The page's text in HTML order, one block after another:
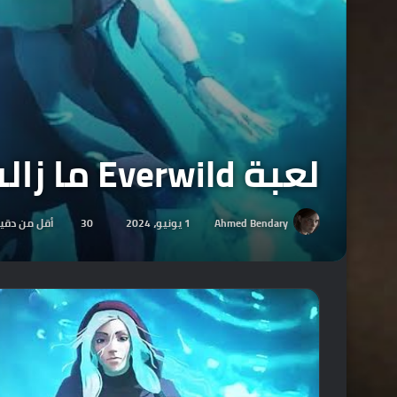
لعبة Everwild ما زالت موجودة وقيد التطوير في الوقت الحالي .
Ahmed Bendary 1 يونيو، 2024 30 أقل من